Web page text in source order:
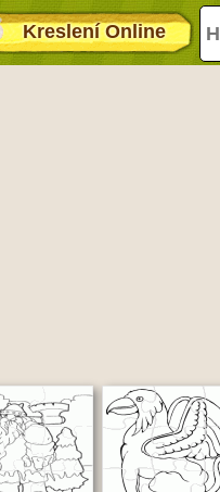
Kreslení Online